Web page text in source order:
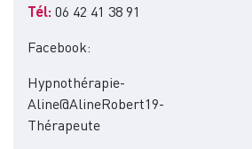
Tél: 06 42 41 38 91
Facebook:
Hypnothérapie-
Aline@AlineRobert19-
Thérapeute